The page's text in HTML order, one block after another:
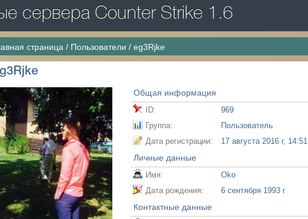
сервера Counter Strike 1.6
страница / Пользователи /eg3Rjke
Общая информация
ID:
969
Группа:
Пользователь
Дата регистрации:
17 августа 2016 г, 14:51
Личные данные
Имя:
Oko
Дата рождения:
6 сентября 1993 г
Контактные данные